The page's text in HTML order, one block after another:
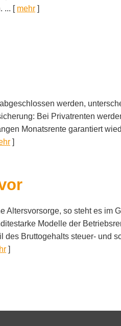
... [ mehr ]
werden,
Bei Privatrenten
Monatsrente garantiert
]
so steht es im
Modelle der
des Bruttogehalts steuer- und
]